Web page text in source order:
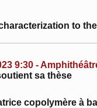
to
9:30 -
sa thèse
copolymère à